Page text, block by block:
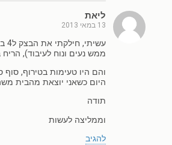
ליאת
13 במאי 2013
ממש נעים ונוח לעיבוד),
והם היו טעימות בטירוף, סוף
היום כשאני יוצאת מהבית
תודה
וממליצה לעשות
להגיב